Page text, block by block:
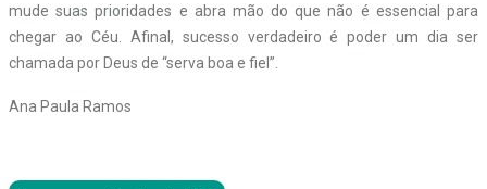
mude suas prioridades e abra mão do que não é essencial para
chegar ao Céu. Afinal, sucesso verdadeiro é poder um dia ser
chamada por Deus de “serva boa e fiel”.
Ana Paula Ramos